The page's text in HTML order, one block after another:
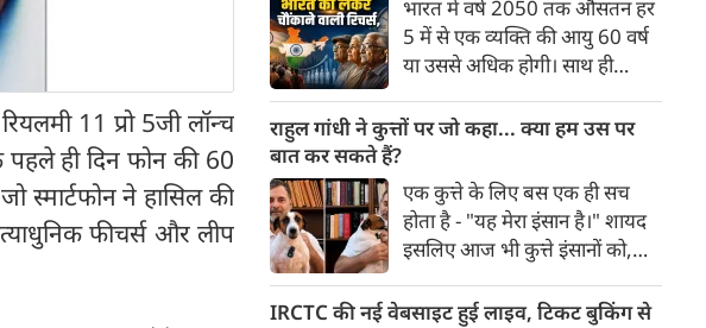
11 प्रो 5जी लॉन्च
पहले ही दिन फोन की 60
स्मार्टफोन ने हासिल की
फीचर्स और लीप
भारत में वर्ष 2050 तक औसतन हर
5 में से एक व्यक्ति की आयु 60 वर्ष
या उससे अधिक होगी। साथ ही
भारत में रहेंगे। ‘ट्रांसफॉर्म रूरल
अनुसार भारत विकसित देशों के
विपरीत समृद्ध बनने से पहले ही वृद्ध
होती आबादी वाले देश की श्रेणी में
पहुंच रहा है।
राहुल गांधी ने कुत्तों पर जो कहा... क्या हम उस पर
बात कर सकते हैं?
एक कुत्ते के लिए बस एक ही सच
होता है - "यह मेरा इंसान है।" शायद
इसलिए आज भी कुत्ते इंसानों को,
भू-राजनीति से लेकर कृत्रिम
IRCTC की नई वेबसाइट हुई लाइव, टिकट बुकिंग से